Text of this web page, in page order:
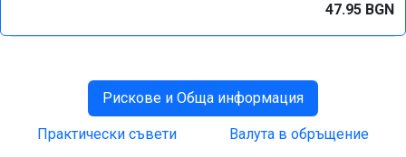
47.95 BGN
Рискове и Обща информация
Практически съвети Валута в обръщение